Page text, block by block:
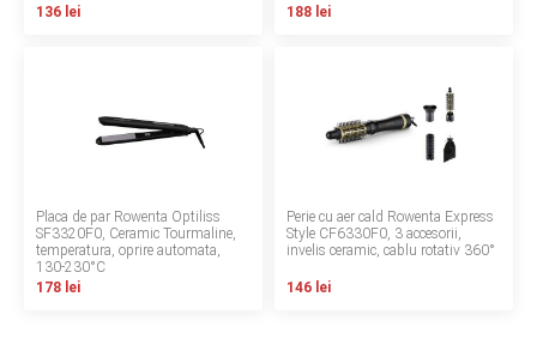
136 lei 188 lei
Placa de par Rowenta Optiliss
SF3320F0, Ceramic Tourmaline,
temperatura, oprire automata,
130‑230°C
178 lei
Perie cu aer cald Rowenta Express
Style CF6330F0, 3 accesorii,
invelis ceramic, cablu rotativ 360°
146 lei